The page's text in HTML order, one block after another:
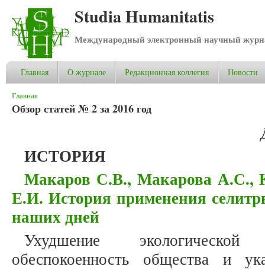
Studia Humanitatis
Международный электронный научный
Главная О журнале Редакционная коллегия Новости
Вы здесь
Главная
Обзор статей № 2 за 2016 год
ИСТОРИЯ
Макаров С.В., Макарова А.С.,
Е.И. История применения
наших дней
Ухудшение
обеспокоенность общества и